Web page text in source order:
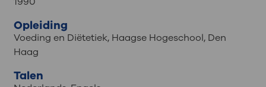
Opleiding
Voeding en Diëtetiek, Haagse Hogeschool, Den
Haag
Talen